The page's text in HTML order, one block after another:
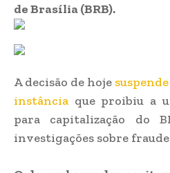
de Brasília (BRB).
A decisão de hoje
instância que proibiu a
para capitalização do
investigações sobre